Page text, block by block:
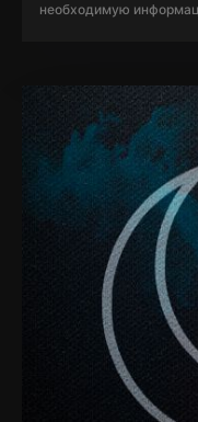
необходимую